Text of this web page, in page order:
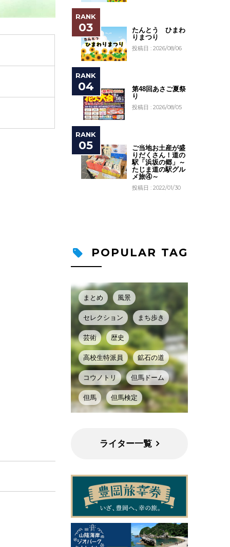
たんとう ひまわ
りまつり
投稿日 : 2026/08/06
第48回あさご夏祭
り
投稿日 : 2026/08/05
ご当地お土産が盛
りだくさん！道の
駅「浜坂の郷」～
たじま道の駅グル
メ旅④～
投稿日 : 2022/01/30
POPULAR TAG
まとめ 風景
セレクション まち歩き
芸術 歴史
高校生特派員 鉱石の道
コウノトリ 但馬ドーム
但馬 但馬検定
ライター一覧